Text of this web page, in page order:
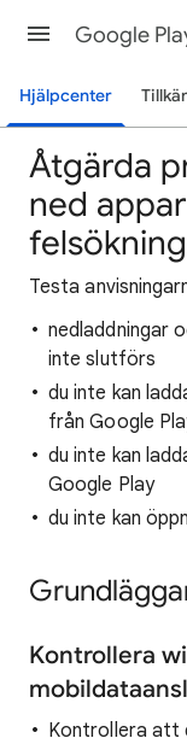
Google
Hjälpcenter
Åtgärda
ned
Testa
nedladdningar
inte slutförs
du inte kan
från Google
du inte kan
Google Play
du inte kan
Kontrollera
Kontrollera att